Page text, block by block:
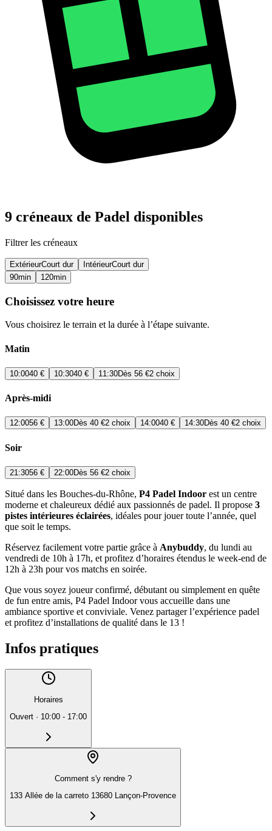
9 créneaux de Padel disponibles
Filtrer les créneaux
ExtérieurCourt dur IntérieurCourt dur
90min 120min
Choisissez votre heure
Vous choisirez le terrain et la durée à l’étape suivante.
Matin
10:0040 € 10:3040 € 11:30Dès 56 €2 choix
Après-midi
12:0056 € 13:00Dès 40 €2 choix 14:0040 € 14:30Dès 40 €2 choix
Soir
21:3056 € 22:00Dès 56 €2 choix
Situé dans les Bouches-du-Rhône, P4 Padel Indoor est un centre
moderne et chaleureux dédié aux passionnés de padel. Il propose 3
pistes intérieures éclairées, idéales pour jouer toute l’année, quel
que soit le temps.
Réservez facilement votre partie grâce à Anybuddy, du lundi au
vendredi de 10h à 17h, et profitez d’horaires étendus le week-end de
12h à 23h pour vos matchs en soirée.
Que vous soyez joueur confirmé, débutant ou simplement en quête
de fun entre amis, P4 Padel Indoor vous accueille dans une
ambiance sportive et conviviale. Venez partager l’expérience padel
et profitez d’installations de qualité dans le 13 !
Infos pratiques
Horaires
Ouvert · 10:00 - 17:00
Comment s'y rendre ?
133 Allée de la carreto 13680 Lançon-Provence